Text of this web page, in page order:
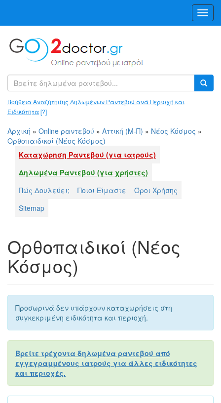
Βοήθεια Αναζήτησης Δηλωμένων Ραντεβού ανά Περιοχή και
Ειδικότητα[?]
Αρχική » Online ραντεβού » Αττική (Μ-Π) » Νέος Κόσμος »
Ορθοπαιδικοί (Νέος Κόσμος)
Καταχώρηση Ραντεβού (για ιατρούς)
Δηλωμένα Ραντεβού (για χρήστες)
Πώς Δουλεύει;
Ποιοι Είμαστε
Όροι Χρήσης
Sitemap
Ορθοπαιδικοί (Νέος
Κόσμος)
Προσωρινά δεν υπάρχουν καταχωρήσεις στη
συγκεκριμένη ειδικότητα και περιοχή.
Βρείτε τρέχοντα δηλωμένα ραντεβού από
εγγεγραμμένους ιατρούς για άλλες ειδικότητες
και περιοχές.